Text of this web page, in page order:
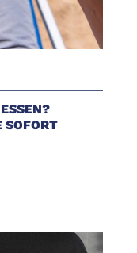
SOFORT
ESSEN?